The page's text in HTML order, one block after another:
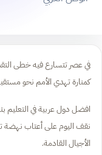
في عصر تتسارع فيه خطى
كمنارة تهدي الأمم نحو
افضل دول عربية في التعليم
نقف اليوم على أعتاب نهضة
الأجيال القادمة.